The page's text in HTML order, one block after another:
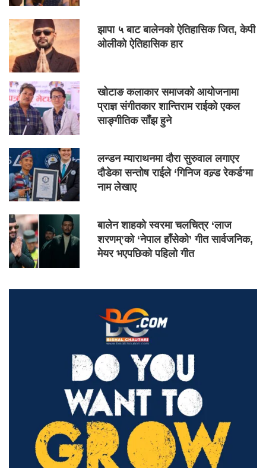
झापा ५ बाट बालेनको ऐतिहासिक जित, केपी
ओलीको ऐतिहासिक हार
खोटाङ कलाकार समाजको आयोजनामा
प्राज्ञ संगीतकार शान्तिराम राईको एकल
साङ्गीतिक साँझ हुने
लन्डन म्याराथनमा दौरा सुरुवाल लगाएर
दौडेका सन्तोष राईले ‘गिनिज वल्र्ड रेकर्ड’मा
नाम लेखाए
बालेन शाहको स्वरमा चलचित्र ‘लाज
शरणम्’को ‘नेपाल हाँसेको’ गीत सार्वजनिक,
मेयर भएपछिको पहिलो गीत